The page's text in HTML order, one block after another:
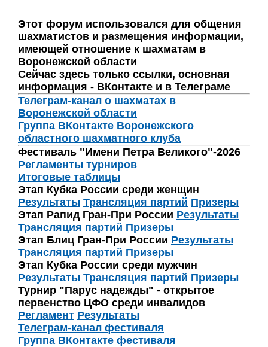
Этот форум использовался для общения
шахматистов и размещения информации,
имеющей отношение к шахматам в
Воронежской области
Сейчас здесь только ссылки, основная
информация - ВКонтакте и в Телеграме
Телеграм-канал о шахматах в
Воронежской области
Группа ВКонтакте Воронежского
областного шахматного клуба
Фестиваль "Имени Петра Великого"-2026
Регламенты турниров
Итоговые таблицы
Этап Кубка России среди женщин
Результаты Трансляция партий Призеры
Этап Рапид Гран-При России Результаты
Трансляция партий Призеры
Этап Блиц Гран-При России Результаты
Трансляция партий Призеры
Этап Кубка России среди мужчин
Результаты Трансляция партий Призеры
Турнир "Парус надежды" - открытое
первенство ЦФО среди инвалидов
Регламент Результаты
Телеграм-канал фестиваля
Группа ВКонтакте фестиваля